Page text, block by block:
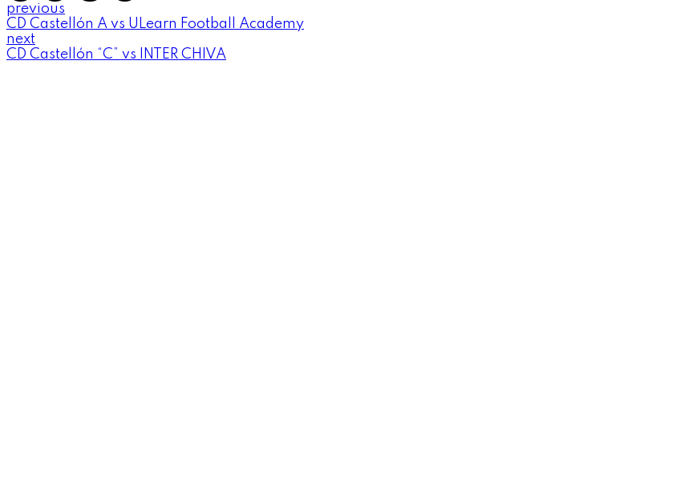
previous
CD Castellón A vs ULearn Football Academy
next
CD Castellón “C” vs INTER CHIVA